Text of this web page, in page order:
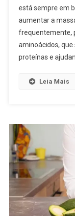
está sempre em
aumentar a
frequentemente,
aminoácidos, que
proteínas e
Leia Mais